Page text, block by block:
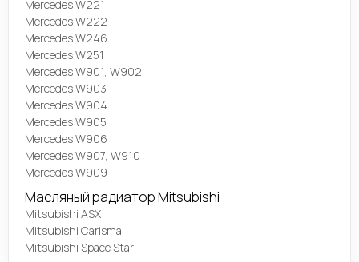
Mercedes W221
Mercedes W222
Mercedes W246
Mercedes W251
Mercedes W901, W902
Mercedes W903
Mercedes W904
Mercedes W905
Mercedes W906
Mercedes W907, W910
Mercedes W909
Масляный радиатор Mitsubishi
Mitsubishi ASX
Mitsubishi Carisma
Mitsubishi Space Star